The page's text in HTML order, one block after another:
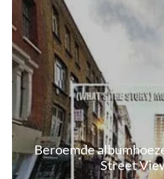
Beroemde
Street